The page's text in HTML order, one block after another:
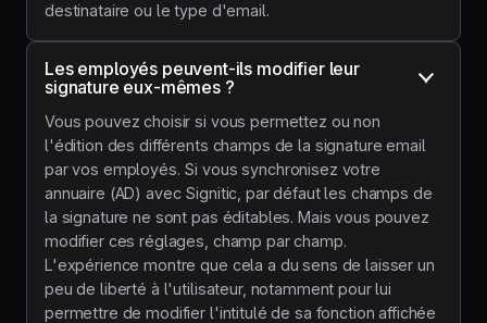
destinataire ou le type d'email.
Les employés peuvent-ils modifier leur
signature eux-mêmes ?
Vous pouvez choisir si vous permettez ou non
l'édition des différents champs de la signature email
par vos employés. Si vous synchronisez votre
annuaire (AD) avec Signitic, par défaut les champs de
la signature ne sont pas éditables. Mais vous pouvez
modifier ces réglages, champ par champ.
L'expérience montre que cela a du sens de laisser un
peu de liberté à l'utilisateur, notamment pour lui
permettre de modifier l'intitulé de sa fonction affichée